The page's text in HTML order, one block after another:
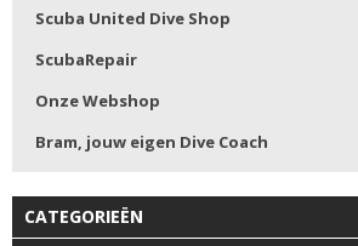
Scuba United Dive Shop
ScubaRepair
Onze Webshop
Bram, jouw eigen Dive Coach
CATEGORIEËN